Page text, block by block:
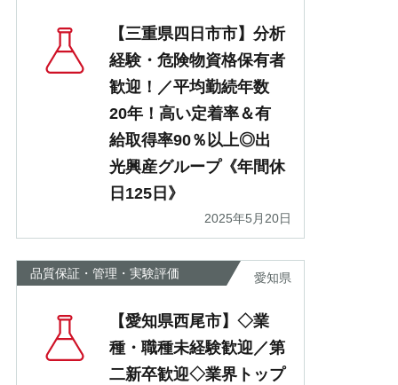
【三重県四日市市】分析
経験・危険物資格保有者
歓迎！／平均勤続年数
20年！高い定着率＆有
給取得率90％以上◎出
光興産グループ《年間休
日125日》
2025年5月20日
品質保証・管理・実験評価 愛知県
【愛知県西尾市】◇業
種・職種未経験歓迎／第
二新卒歓迎◇業界トップ